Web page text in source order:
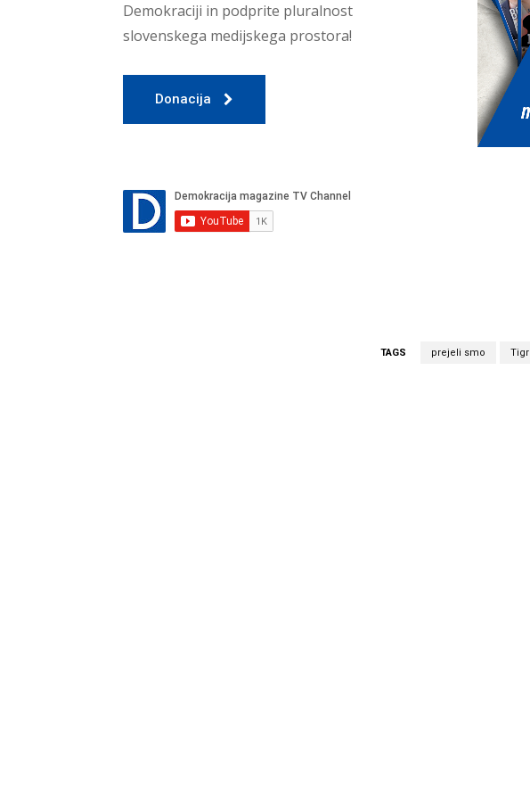
Demokraciji in podprite pluralnost
slovenskega medijskega prostora!
Donacija
TAGS prejeli smo Tigr